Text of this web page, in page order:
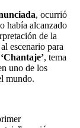
, ocurrió
había alcanzado
de la
escenario para
‘Chantaje’, tema
uno de los
mundo.